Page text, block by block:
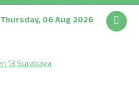
Thursday, 06 Aug 2026